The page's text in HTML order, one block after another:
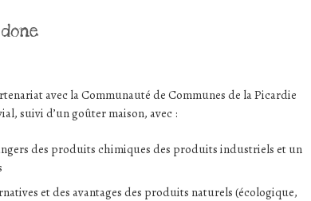
avec la Communauté de Communes de la Picardie
suivi d’un goûter maison, avec :
des produits chimiques des produits industriels et un
et des avantages des produits naturels (écologique,